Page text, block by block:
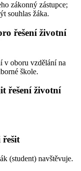
zákonný zástupce;
souhlas žáka.
řešení životní
v oboru vzdělání na
škole.
řešení životní
řešit
(student) navštěvuje.